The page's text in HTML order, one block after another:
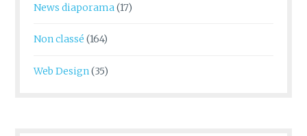
News diaporama(17)
Non classé (164)
Web Design(35)